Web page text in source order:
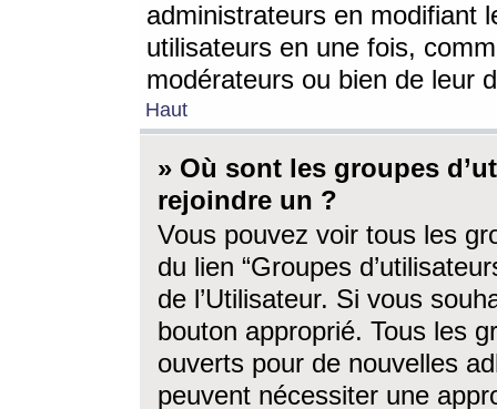
administrateurs en modifiant
utilisateurs en une fois,
modérateurs ou bien de leur
Haut
» Où sont les groupes
rejoindre un ?
Vous pouvez voir tous les
du lien “Groupes
de l’Utilisateur. Si vous
bouton approprié. Tous les
ouverts pour de nouvelles
peuvent nécessiter une